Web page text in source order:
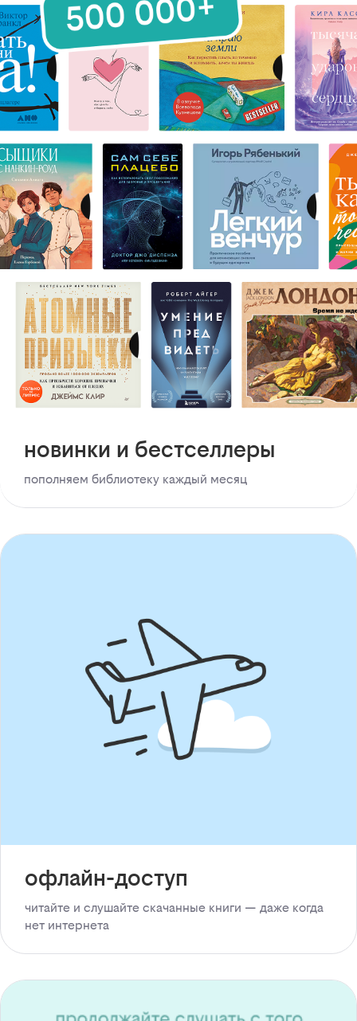
новинки и бестселлеры
пополняем библиотеку каждый месяц
офлайн-доступ
читайте и слушайте скачанные книги — даже когда
нет интернета